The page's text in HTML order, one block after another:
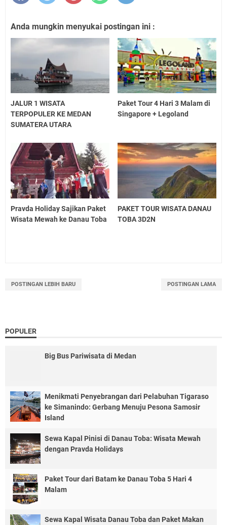
Anda mungkin menyukai postingan ini :
JALUR 1 WISATA
TERPOPULER KE MEDAN
SUMATERA UTARA
Paket Tour 4 Hari 3 Malam di
Singapore + Legoland
Pravda Holiday Sajikan Paket
Wisata Mewah ke Danau Toba
PAKET TOUR WISATA DANAU
TOBA 3D2N
POSTINGAN LEBIH BARU POSTINGAN LAMA
POPULER
Big Bus Pariwisata di Medan
Menikmati Penyebrangan dari Pelabuhan Tigaraso
ke Simanindo: Gerbang Menuju Pesona Samosir
Island
Sewa Kapal Pinisi di Danau Toba: Wisata Mewah
dengan Pravda Holidays
Paket Tour dari Batam ke Danau Toba 5 Hari 4
Malam
Sewa Kapal Wisata Danau Toba dan Paket Makan